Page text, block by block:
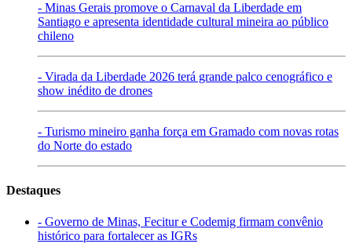
- Minas Gerais promove o Carnaval da Liberdade em
Santiago e apresenta identidade cultural mineira ao público
chileno
- Virada da Liberdade 2026 terá grande palco cenográfico e
show inédito de drones
- Turismo mineiro ganha força em Gramado com novas rotas
do Norte do estado
Destaques
- Governo de Minas, Fecitur e Codemig firmam convênio
histórico para fortalecer as IGRs